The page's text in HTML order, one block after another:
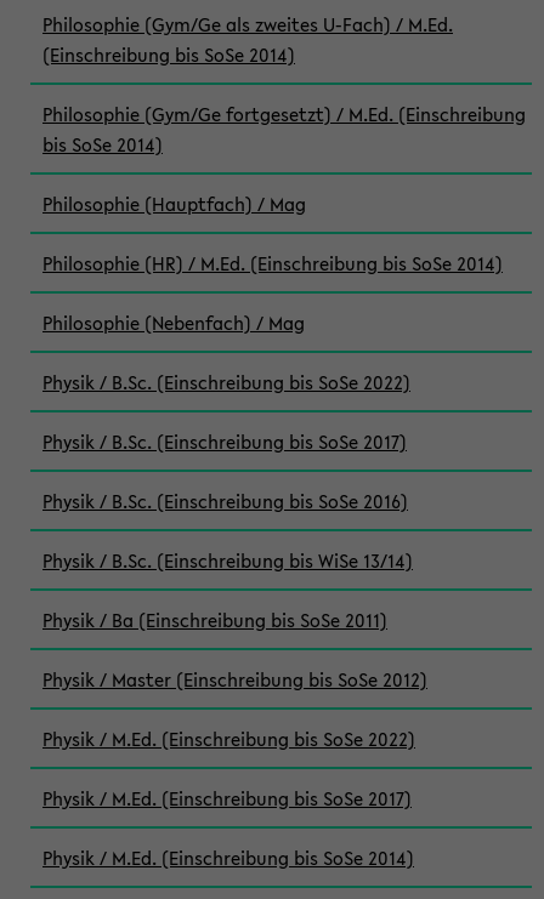
Philosophie (Gym/Ge als zweites U-Fach) / M.Ed.
(Einschreibung bis SoSe 2014)
Philosophie (Gym/Ge fortgesetzt) / M.Ed. (Einschreibung
bis SoSe 2014)
Philosophie (Hauptfach) / Mag
Philosophie (HR) / M.Ed. (Einschreibung bis SoSe 2014)
Philosophie (Nebenfach) / Mag
Physik / B.Sc. (Einschreibung bis SoSe 2022)
Physik / B.Sc. (Einschreibung bis SoSe 2017)
Physik / B.Sc. (Einschreibung bis SoSe 2016)
Physik / B.Sc. (Einschreibung bis WiSe 13/14)
Physik / Ba (Einschreibung bis SoSe 2011)
Physik / Master (Einschreibung bis SoSe 2012)
Physik / M.Ed. (Einschreibung bis SoSe 2022)
Physik / M.Ed. (Einschreibung bis SoSe 2017)
Physik / M.Ed. (Einschreibung bis SoSe 2014)